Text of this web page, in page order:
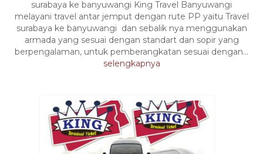
surabaya ke banyuwangi King Travel Banyuwangi
melayani travel antar jemput dengan rute PP yaitu Travel
surabaya ke banyuwangi dan sebalik nya menggunakan
armada yang sesuai dengan standart dan sopir yang
berpengalaman, untuk pemberangkatan sesuai dengan...
selengkapnya